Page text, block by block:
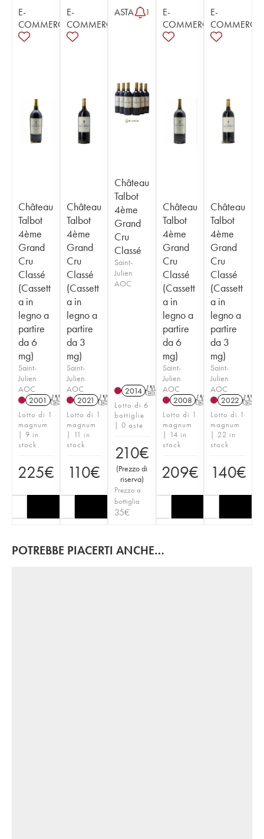
E-
COMMERCE
Château
Talbot
4ème
Grand
Cru
Classé
(Cassett
a in
legno a
partire
da 6
mg)
Saint-
Julien
AOC
2001 T
Lotto di 1
magnum
| 9 in
stock
225€
E-
COMMERCE
Château
Talbot
4ème
Grand
Cru
Classé
(Cassett
a in
legno a
partire
da 3
mg)
Saint-
Julien
AOC
2021 T
Lotto di 1
magnum
| 11 in
stock
110€
ASTA 1
Château
Talbot
4ème
Grand
Cru
Classé
Saint-
Julien
AOC
2014 T
Lotto di 6
bottiglie
| 0 aste
210€
(Prezzo di
riserva)
Prezzo a
bottiglia
35€
E-
COMMERCE
Château
Talbot
4ème
Grand
Cru
Classé
(Cassett
a in
legno a
partire
da 6
mg)
Saint-
Julien
AOC
2008 T
Lotto di 1
magnum
| 14 in
stock
209€
E-
COMMERCE
Château
Talbot
4ème
Grand
Cru
Classé
(Cassett
a in
legno a
partire
da 3
mg)
Saint-
Julien
AOC
2022 T
Lotto di 1
magnum
| 22 in
stock
140€
POTREBBE PIACERTI ANCHE…